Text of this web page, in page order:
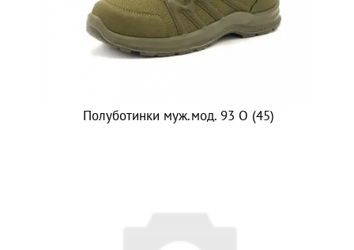
Полуботинки муж.мод. 93 О (45)